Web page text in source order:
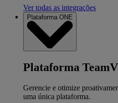
Ver todas as integrações
Plataforma ONE
Plataforma
Gerencie e otimize
uma única plataforma.